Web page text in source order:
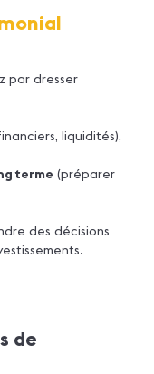
par dresser
liquidités),
terme (préparer
des décisions
de